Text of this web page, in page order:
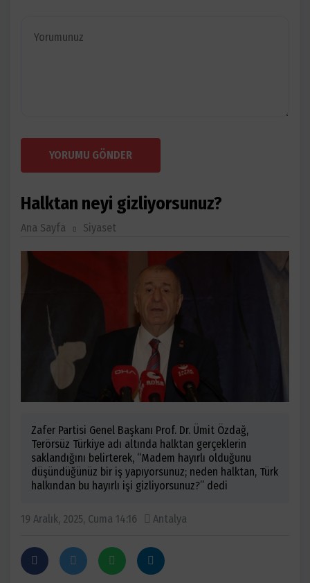
YORUMU GÖNDER
Halktan neyi gizliyorsunuz?
Ana Sayfa Siyaset
Zafer Partisi Genel Başkanı Prof. Dr. Ümit Özdağ,
Terörsüz Türkiye adı altında halktan gerçeklerin
saklandığını belirterek, “Madem hayırlı olduğunu
düşündüğünüz bir iş yapıyorsunuz; neden halktan, Türk
halkından bu hayırlı işi gizliyorsunuz?” dedi
19 Aralık, 2025, Cuma 14:16 Antalya